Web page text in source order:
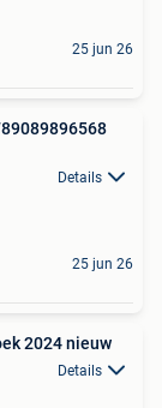
25 jun 26
Details
25 jun 26
2024 nieuw
Details